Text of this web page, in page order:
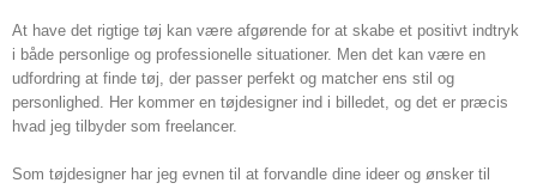
At have det rigtige tøj kan være afgørende for at skabe et positivt indtryk
i både personlige og professionelle situationer. Men det kan være en
udfordring at finde tøj, der passer perfekt og matcher ens stil og
personlighed. Her kommer en tøjdesigner ind i billedet, og det er præcis
hvad jeg tilbyder som freelancer.
Som tøjdesigner har jeg evnen til at forvandle dine ideer og ønsker til